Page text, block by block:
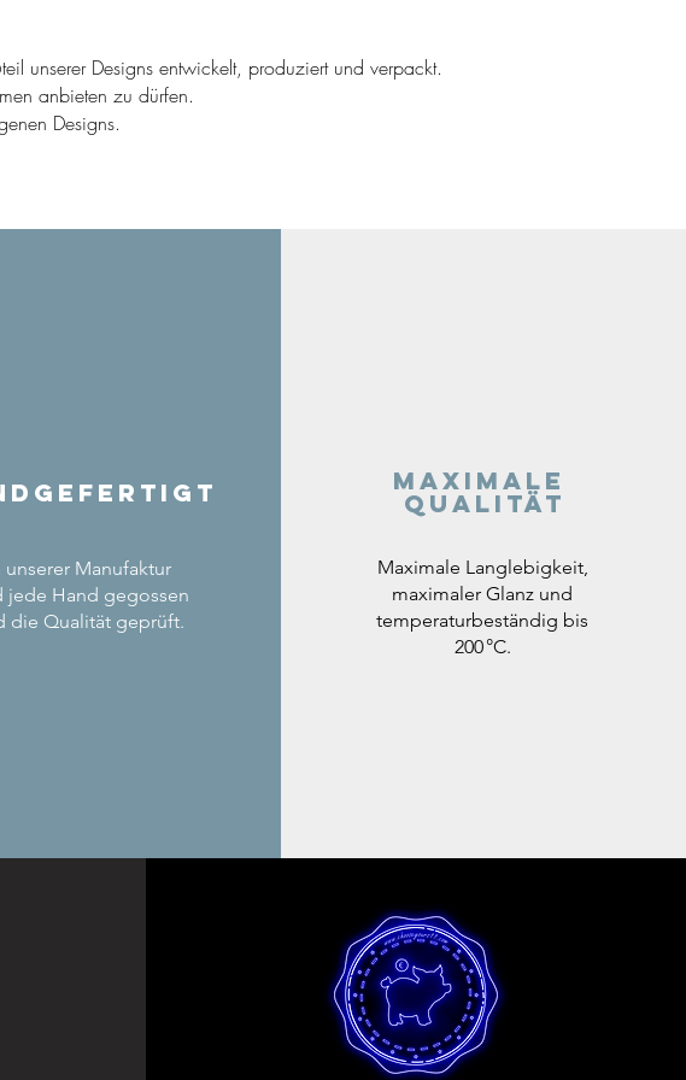
unserer Designs entwickelt, produziert und verpackt.
anbieten zu dürfen.
Designs.
unserer Manufaktur
jede Hand gegossen
die Qualität geprüft.
Maximale
Qualität
Maximale Langlebigkeit,
maximaler Glanz und
temperaturbeständig bis
200 °C.